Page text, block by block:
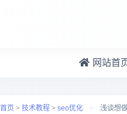
网站首
首页 > 技术教程 > seo优化 > 浅谈想